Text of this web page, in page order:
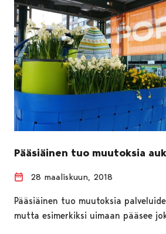
Pääsiäinen tuo muutoksia
28 maaliskuun, 2018
Pääsiäinen tuo muutoksia
mutta esimerkiksi uimaan pääsee